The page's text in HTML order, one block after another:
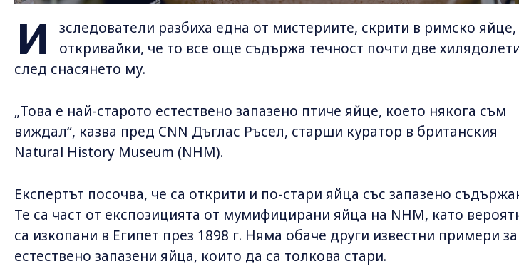
И
зследователи разбиха една от мистериите, скрити в римско яйце,
откривайки, че то все още съдържа течност почти две
след снасянето му.
„Това е най-старото естествено запазено птиче яйце, което някога съм
виждал“, казва пред CNN Дъглас Ръсел, старши куратор в британския
Natural History Museum (NHM).
Експертът посочва, че са открити и по-стари яйца със запазено
Те са част от експозицията от мумифицирани яйца на NHM, като
са изкопани в Египет през 1898 г. Няма обаче други известни примери за
естествено запазени яйца, които да са толкова стари.